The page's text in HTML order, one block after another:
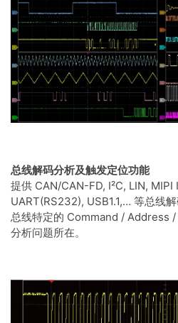
总线解码分析及触发定位功能
提供 CAN/CAN-FD, I²C, LIN, MIPI
UART(RS232), USB1.1,… 等总线
总线特定的 Command / Address
分析问题所在。